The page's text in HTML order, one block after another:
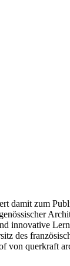
damit zum
innovative
des
von querkraft